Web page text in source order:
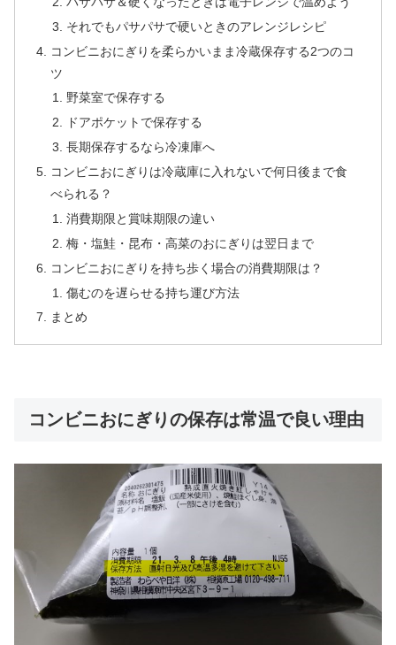
それでもパサパサで硬いときのアレンジレシピ
コンビニおにぎりを柔らかいまま冷蔵保存する2つのコ
ツ
野菜室で保存する
ドアポケットで保存する
長期保存するなら冷凍庫へ
コンビニおにぎりは冷蔵庫に入れないで何日後まで食
べられる？
消費期限と賞味期限の違い
梅・塩鮭・昆布・高菜のおにぎりは翌日まで
コンビニおにぎりを持ち歩く場合の消費期限は？
傷むのを遅らせる持ち運び方法
まとめ
コンビニおにぎりの保存は常温で良い理由